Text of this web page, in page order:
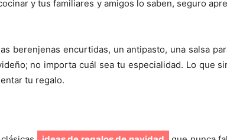
y tus familiares y amigos lo saben, seguro
berenjenas encurtidas, un antipasto, una salsa
no importa cuál sea tu especialidad. Lo que
tu regalo.